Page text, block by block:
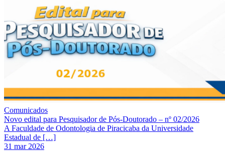
Comunicados
Novo edital para Pesquisador de Pós-Doutorado – nº 02/2026
A Faculdade de Odontologia de Piracicaba da Universidade
Estadual de […]
31 mar 2026